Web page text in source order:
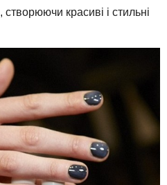
, створюючи красиві і стильні